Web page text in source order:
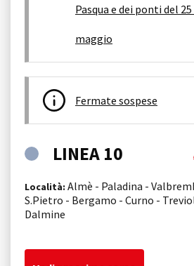
Pasqua e dei ponti del
maggio
Fermate sospese
LINEA 10
Località: Almè - Paladina -
S.Pietro - Bergamo - Curno -
Dalmine